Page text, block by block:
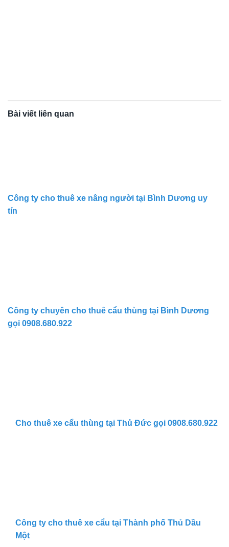
Bài viết liên quan
Công ty cho thuê xe nâng người tại Bình Dương uy
tín
Công ty chuyên cho thuê cẩu thùng tại Bình Dương
gọi 0908.680.922
Cho thuê xe cẩu thùng tại Thủ Đức gọi 0908.680.922
Công ty cho thuê xe cẩu tại Thành phố Thủ Dầu
Một